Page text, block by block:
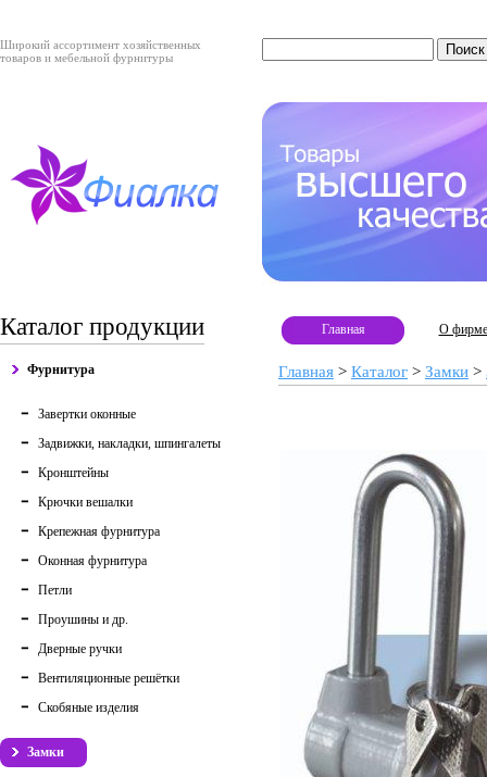
Широкий ассортимент хозяйственных
товаров и мебельной фурнитуры
Каталог продукции
Фурнитура
Завертки оконные
Задвижки, накладки, шпингалеты
Кронштейны
Крючки вешалки
Крепежная фурнитура
Оконная фурнитура
Петли
Проушины и др.
Дверные ручки
Вентиляционные решётки
Скобяные изделия
Замки
Главная О фирме
Главная > Каталог > Замки >